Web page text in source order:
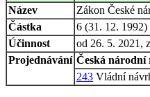
Název
Zákon České
Částka
6 (31. 12. 1992)
Účinnost
od 26. 5. 2021,
Projednávání Česká národní
243 Vládní